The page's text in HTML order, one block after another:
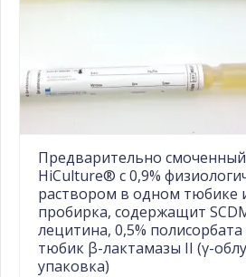
Предварительно
HiCulture® с 0,9%
раствором в одном тюбике
пробирка, содержащит
лецитина, 0,5%
тюбик β-лактамазы II (γ-
упаковка)